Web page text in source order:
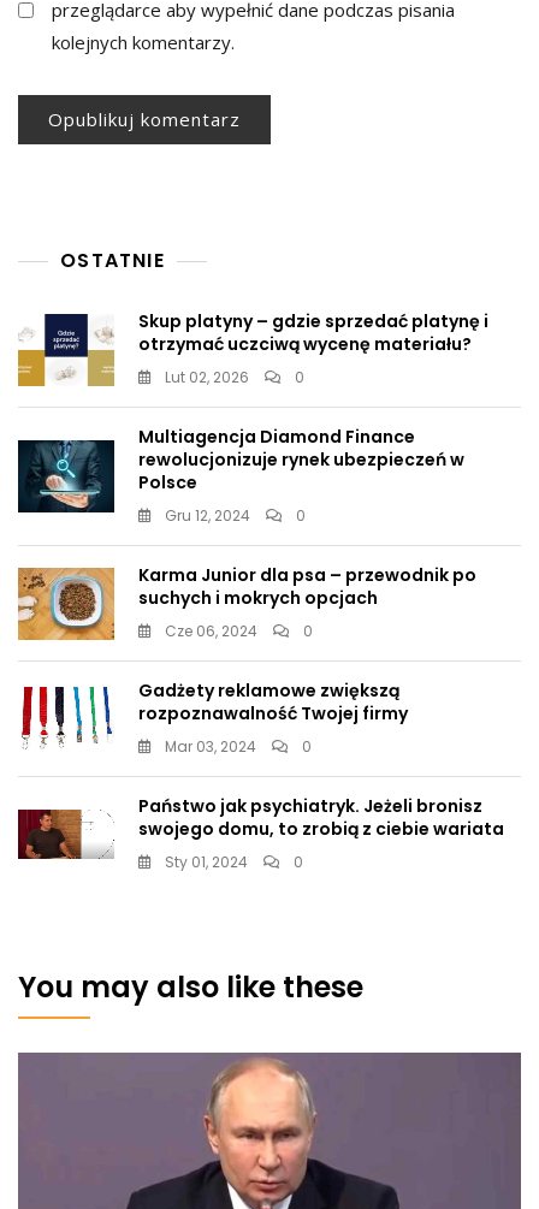
przeglądarce aby wypełnić dane podczas pisania
kolejnych komentarzy.
OSTATNIE
Skup platyny – gdzie sprzedać platynę i
otrzymać uczciwą wycenę materiału?
Lut 02, 2026 0
Multiagencja Diamond Finance
rewolucjonizuje rynek ubezpieczeń w
Polsce
Gru 12, 2024 0
Karma Junior dla psa – przewodnik po
suchych i mokrych opcjach
Cze 06, 2024 0
Gadżety reklamowe zwiększą
rozpoznawalność Twojej firmy
Mar 03, 2024 0
Państwo jak psychiatryk. Jeżeli bronisz
swojego domu, to zrobią z ciebie wariata
Sty 01, 2024 0
You may also like these